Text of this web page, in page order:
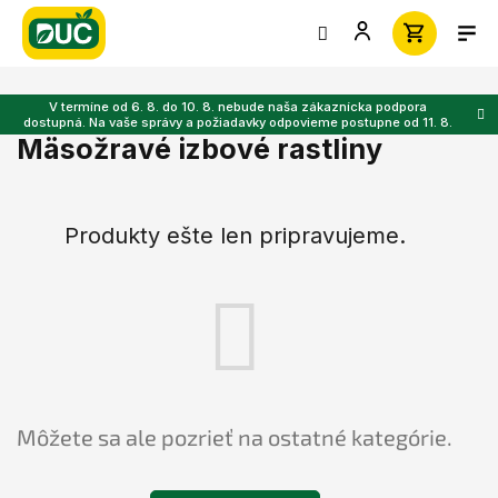
Prejsť
obsah
V termíne od 6. 8. do 10. 8. nebude naša zákaznícka podpora
dostupná. Na vaše správy a požiadavky odpovieme postupne od 11. 8.
Mäsožravé izbové rastliny
Produkty ešte len pripravujeme.
Môžete sa ale pozrieť na ostatné kategórie.